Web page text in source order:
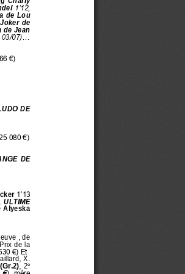
1’12,
de  Lou
Joker  de
de Jean
03/07)...
€)
DE
080 €)
DE
1’13
ULTIME
Alyeska
, de
de la
€) Et
X.
(Gr.2),  2e